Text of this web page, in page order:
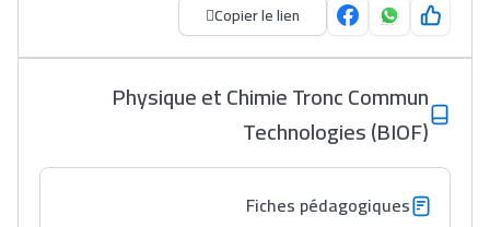
Copier le lien
Physique et Chimie Tronc Commun
Technologies (BIOF)
Fiches pédagogiques